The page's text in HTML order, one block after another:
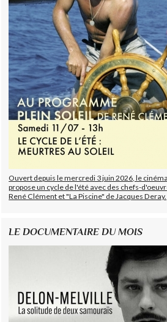
Ouvert depuis le mercredi 3 juin 2026, le
propose un cycle de l'été avec des chefs-
René Clément et "La Piscine" de Jacques Deray.
LE DOCUMENTAIRE DU MOIS